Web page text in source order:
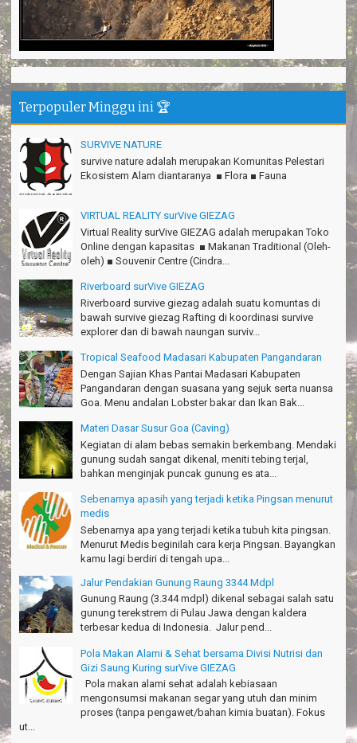
Anita - Bandung
Mind managementnya mantap!
Tiara - Bandung
Gn.Semeru mantap, Thanks gan!
Matius Sinaga - Lampung
Gn.Ciremai seru banget
Ridwan - Bekasi
Pokonya seru, Amazing gmana?!
Susi - Cimahi
Thanks Gn.Ciremai mantap
Rian - Surabaya
Thanks!Green canyon Amazing
TRIms Team surVive atas panduan wisata Kabupaten
Pangandaran
Jacky - Depok
Haturnuhun kang Arief, Citumang seru!
Risna - Garut
TRIms surVive GIEZAG telah menemani kami ke Gn.Semeru.
Tapak Adventure Club - Bandung Barat
Thanks!
Michael - Sydney
Thanks Bodyrafting Green canyon, extreme, enjoy dan seru
Santoso - Kudus
Seru banget Pantai Batukaras!
Sudrajat - Kuningan
エキサイティングなツアー。ありがとう Arief Pangandaran
Nakata-Osaka Japan
Amazing palace
Hiromi - Fukusima Japan
Terpopuler Minggu ini 🏆
SURVIVE NATURE
survive nature adalah merupakan Komunitas Pelestari
Ekosistem Alam diantaranya ■ Flora ■ Fauna
VIRTUAL REALITY surVive GIEZAG
Virtual Reality surVive GIEZAG adalah merupakan Toko
Online dengan kapasitas ■ Makanan Traditional (Oleh-
oleh) ■ Souvenir Centre (Cindra...
Riverboard surVive GIEZAG
Riverboard survive giezag adalah suatu komuntas di
bawah survive giezag Rafting di koordinasi survive
explorer dan di bawah naungan surviv...
Tropical Seafood Madasari Kabupaten Pangandaran
Dengan Sajian Khas Pantai Madasari Kabupaten
Pangandaran dengan suasana yang sejuk serta nuansa
Goa. Menu andalan Lobster bakar dan Ikan Bak...
Materi Dasar Susur Goa (Caving)
Kegiatan di alam bebas semakin berkembang. Mendaki
gunung sudah sangat dikenal, meniti tebing terjal,
bahkan menginjak puncak gunung es ata...
Sebenarnya apasih yang terjadi ketika Pingsan menurut
medis
Sebenarnya apa yang terjadi ketika tubuh kita pingsan.
Menurut Medis beginilah cara kerja Pingsan. Bayangkan
kamu lagi berdiri di tengah upa...
Jalur Pendakian Gunung Raung 3344 Mdpl
Gunung Raung (3.344 mdpl) dikenal sebagai salah satu
gunung terekstrem di Pulau Jawa dengan kaldera
terbesar kedua di Indonesia. Jalur pend...
Pola Makan Alami & Sehat bersama Divisi Nutrisi dan
Gizi Saung Kuring surVive GIEZAG
Pola makan alami sehat adalah kebiasaan
mengonsumsi makanan segar yang utuh dan minim
proses (tanpa pengawet/bahan kimia buatan). Fokus
ut...